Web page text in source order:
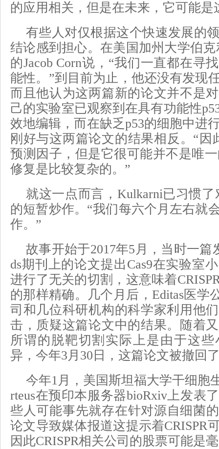
的应用相关，但是在未来，它可能是
有些人对仅根据这个快速发展的
结论感到担心。在美国加州大学伯克
的Jacob Corn说，“我们一直都在寻
能性。”到目前为止，他还没有发现
而且他认为这两篇新的论文并不是
己的实验室已观察到在具有功能性
效地编辑，而在缺乏p53的细胞中进
刚好与这两篇论文的结果相反。“因
预测因子，但是它很可能并不是唯
修复是比较复杂的。”
就这一点而言，Kulkarni已习惯了
的短暂炒作。“我们每六个月左右就
作。”
故事开始于2017年5月，当时一篇
ds期刊上的论文提出Cas9在实验室
进行了无关的切割，这意味着
的那样精确。几个月后，Editas医学
司和几位科研机构的科学家利用他
击，质疑这篇论文中的结果。随着
所谓的脱靶切割实际上是由于这
异，今年3月30日，这篇论文被撤回
今年1月，美国斯坦福大学干细胞
rteus在预印本服务器bioRxiv上发表
些人可能事先就存在针对源自细菌
论文导致媒体报道这提示着CRISPR
因此CRISPR相关公司的股票可能是